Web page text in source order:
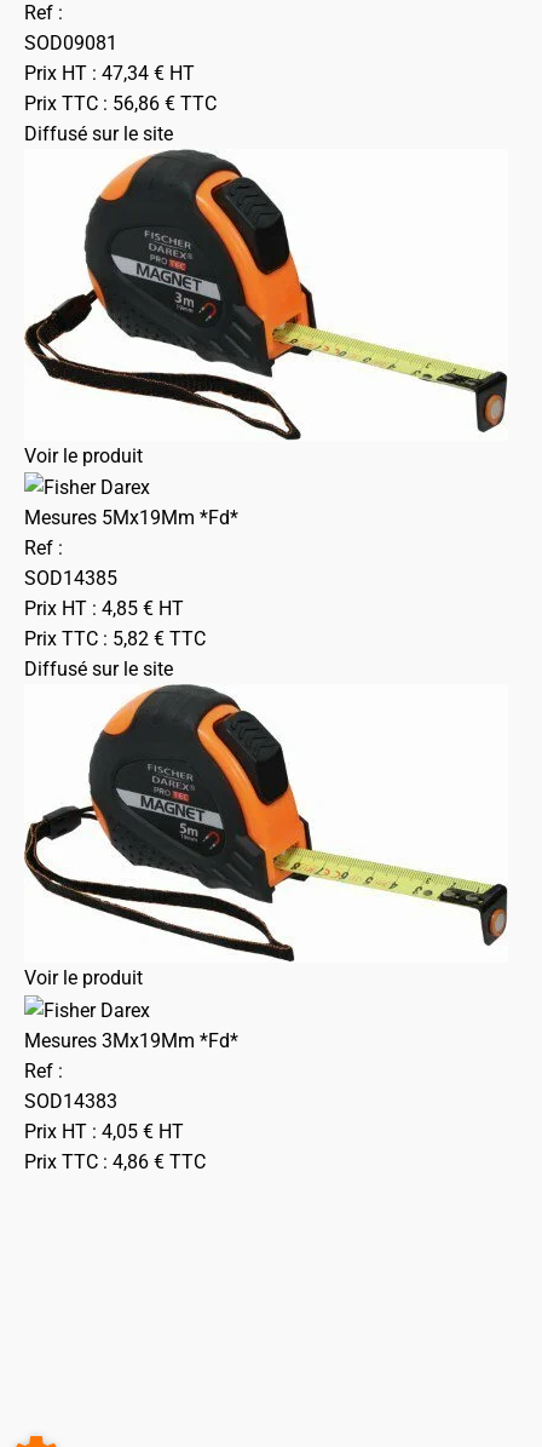
Ref :
SOD09081
Prix HT : 47,34 € HT
Prix TTC : 56,86 € TTC
Diffusé sur le site
Voir le produit
Mesures 5Mx19Mm *Fd*
Ref :
SOD14385
Prix HT : 4,85 € HT
Prix TTC : 5,82 € TTC
Diffusé sur le site
Voir le produit
Mesures 3Mx19Mm *Fd*
Ref :
SOD14383
Prix HT : 4,05 € HT
Prix TTC : 4,86 € TTC